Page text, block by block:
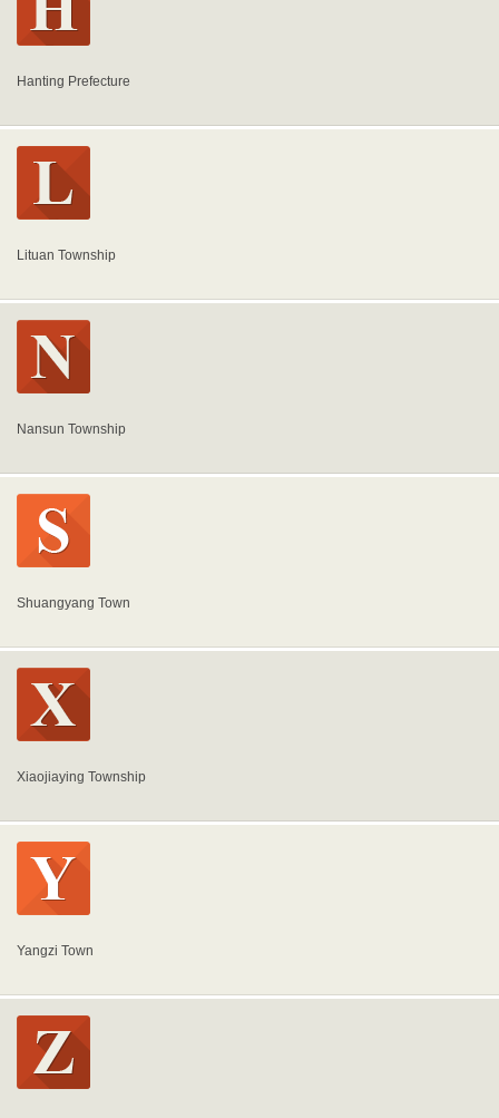
Hanting Prefecture
Lituan Township
Nansun Township
Shuangyang Town
Xiaojiaying Township
Yangzi Town